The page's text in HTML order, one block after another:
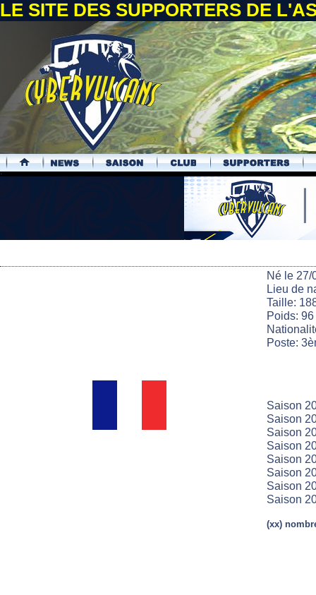
LE SITE DES SUPPORTERS DE
.
Né le 27/
Lieu de
Taille:
Poids:
Poste:
Saison
Saison
Saison
Saison
Saison
Saison
Saison
Saison
(xx)